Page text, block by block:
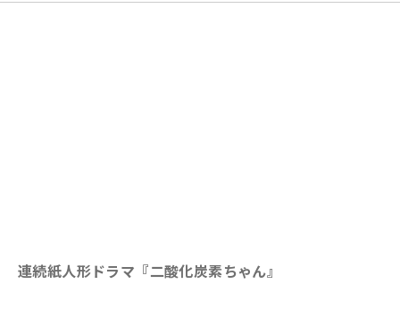
連続紙人形ドラマ『二酸化炭素ちゃん』